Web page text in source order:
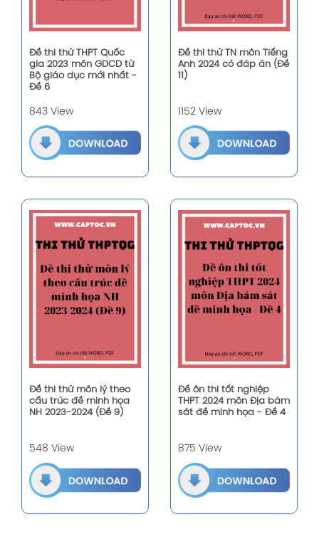
Đề thi thử THPT Quốc
gia 2023 môn GDCD từ
Bộ giáo dục mới nhất -
Đề 6
843 View
Đề thi thử TN môn Tiếng
Anh 2024 có đáp án (Đề
11)
1152 View
Đề thi thử môn lý theo
cấu trúc đề minh họa
NH 2023-2024 (Đề 9)
548 View
Đề ôn thi tốt nghiệp
THPT 2024 môn Địa bám
sát đề minh họa - Đề 4
875 View